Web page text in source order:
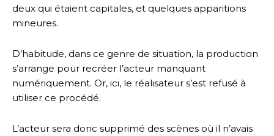
deux qui étaient capitales, et quelques apparitions
mineures.
D’habitude, dans ce genre de situation, la production
s’arrange pour recréer l’acteur manquant
numériquement. Or, ici, le réalisateur s’est refusé à
utiliser ce procédé.
L’acteur sera donc supprimé des scènes où il n’avais